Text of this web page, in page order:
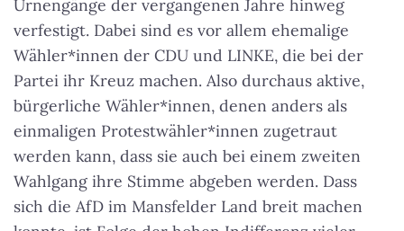
Urnengänge der vergangenen Jahre hinweg
verfestigt. Dabei sind es vor allem ehemalige
Wähler*innen der CDU und LINKE, die bei der
Partei ihr Kreuz machen. Also durchaus aktive,
bürgerliche Wähler*innen, denen anders als
einmaligen Protestwähler*innen zugetraut
werden kann, dass sie auch bei einem zweiten
Wahlgang ihre Stimme abgeben werden. Dass
sich die AfD im Mansfelder Land breit machen